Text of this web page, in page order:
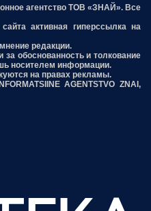
агентство ТОВ «ЗНАЙ». Все
активная гиперссылка на
редакции.
за обоснованность и толкование
носителем информации.
на правах рекламы.
AGENTSTVO ZNAI,